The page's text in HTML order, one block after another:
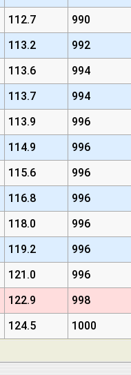
112.7 990
113.2 992
113.6 994
113.7 994
113.9 996
114.9 996
115.6 996
116.8 996
118.0 996
119.2 996
121.0 996
122.9 998
124.5 1000